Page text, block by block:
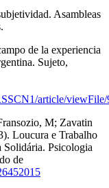
Asambleas
de la experiencia
Sujeto,
article/viewFile/
M; Zavatin
Loucura e Trabalho
Solidária. Psicologia
de